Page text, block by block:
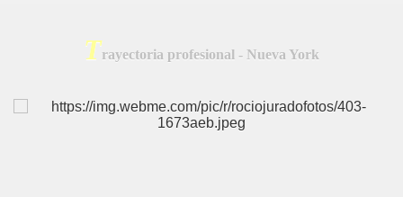
Trayectoria profesional - Nueva York